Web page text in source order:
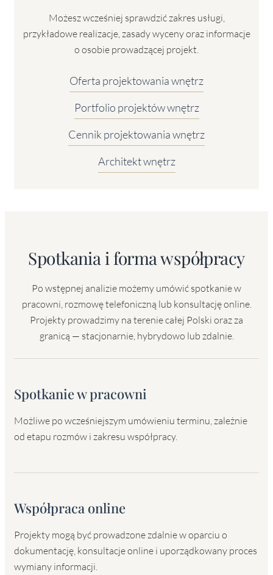
Możesz wcześniej sprawdzić zakres usługi,
przykładowe realizacje, zasady wyceny oraz informacje
o osobie prowadzącej projekt.
Oferta projektowania wnętrz
Portfolio projektów wnętrz
Cennik projektowania wnętrz
Architekt wnętrz
Spotkania i forma współpracy
Po wstępnej analizie możemy umówić spotkanie w
pracowni, rozmowę telefoniczną lub konsultację online.
Projekty prowadzimy na terenie całej Polski oraz za
granicą — stacjonarnie, hybrydowo lub zdalnie.
Spotkanie w pracowni
Możliwe po wcześniejszym umówieniu terminu, zależnie
od etapu rozmów i zakresu współpracy.
Współpraca online
Projekty mogą być prowadzone zdalnie w oparciu o
dokumentację, konsultacje online i uporządkowany proces
wymiany informacji.